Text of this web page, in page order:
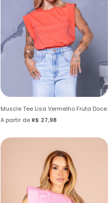
Muscle Tee Lisa Vermelho Fruta Doce
A partir de R$ 27,98